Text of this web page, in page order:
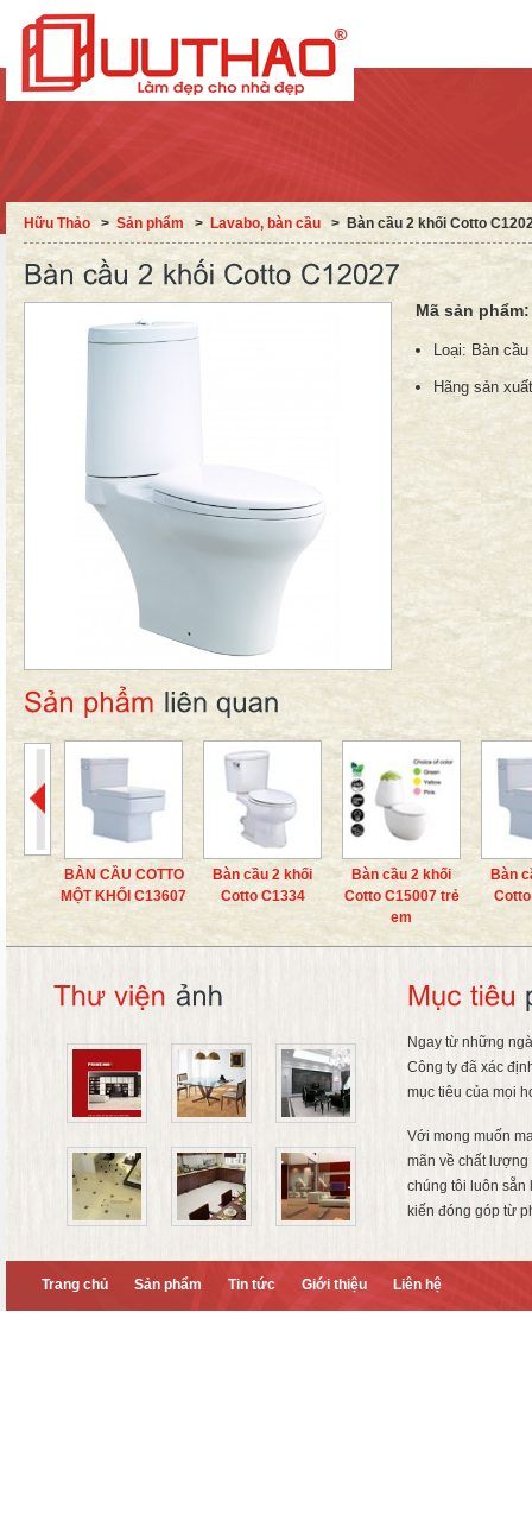
Hữu Thảo ˃ Sản phẩm ˃ Lavabo, bàn cầu ˃ Bàn cầu 2 khối Cotto
Mã sản
Loại: Bàn
Hãng sản
BÀN CẦU COTTO
MỘT KHỐI C13607
Bàn cầu 2 khối
Cotto C1334
Bàn cầu 2 khối
Cotto C15007 trẻ
em
Bàn
Cotto
Ngay từ những
Công ty đã xác
mục tiêu của mọi
Với mong muốn
mãn về chất
chúng tôi luôn sẵn
kiến đóng góp từ
Trang chủ Sản phẩm Tin tức Giới thiệu Liên hệ